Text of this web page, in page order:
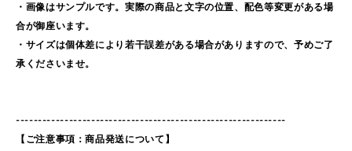
・画像はサンプルです。実際の商品と文字の位置、配色等変更がある場
合が御座います。
・サイズは個体差により若干誤差がある場合がありますので、予めご了
承くださいませ。
-------------------------------------------------------------
【ご注意事項：商品発送について】